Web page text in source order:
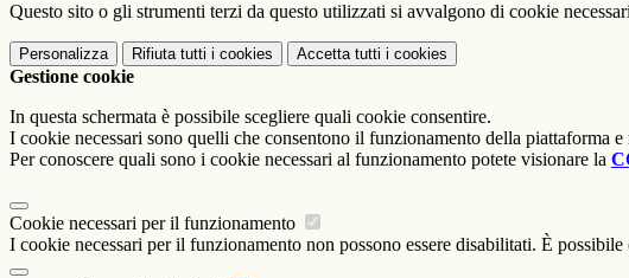
Questo sito o gli strumenti terzi da questo utilizzati si avvalgono di cookie
Personalizza Rifiuta tutti i cookies Accetta tutti i cookies
Gestione cookie
In questa schermata è possibile scegliere quali cookie consentire.
I cookie necessari sono quelli che consentono il funzionamento della piattaforma
Per conoscere quali sono i cookie necessari al funzionamento potete visionare la
Cookie necessari per il funzionamento
I cookie necessari per il funzionamento non possono essere disabilitati. È